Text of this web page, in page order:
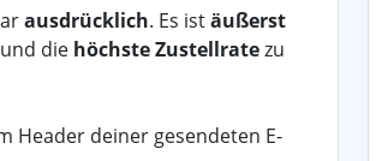
ausdrücklich. Es istäußerst
die höchste Zustellratezu
Header deiner gesendeten E-